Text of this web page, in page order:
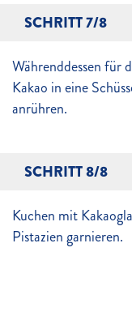
SCHRITT 7/8
Währenddessen für
Kakao in eine
anrühren.
SCHRITT 8/8
Kuchen mit
Pistazien garnieren.